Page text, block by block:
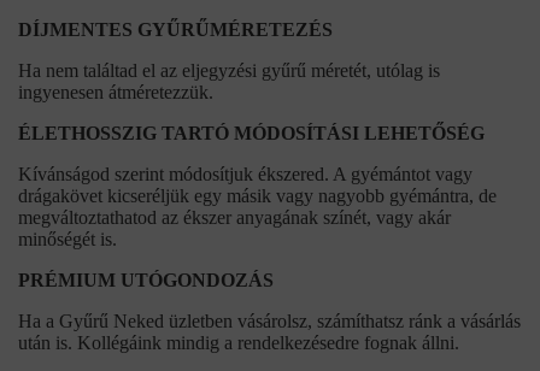
DÍJMENTES GYŰRŰMÉRETEZÉS
Ha nem találtad el az eljegyzési gyűrű méretét, utólag is
ingyenesen átméretezzük.
ÉLETHOSSZIG TARTÓ MÓDOSÍTÁSI LEHETŐSÉG
Kívánságod szerint módosítjuk ékszered. A gyémántot vagy
drágakövet kicseréljük egy másik vagy nagyobb gyémántra, de
megváltoztathatod az ékszer anyagának színét, vagy akár
minőségét is.
PRÉMIUM UTÓGONDOZÁS
Ha a Gyűrű Neked üzletben vásárolsz, számíthatsz ránk a vásárlás
után is. Kollégáink mindig a rendelkezésedre fognak állni.